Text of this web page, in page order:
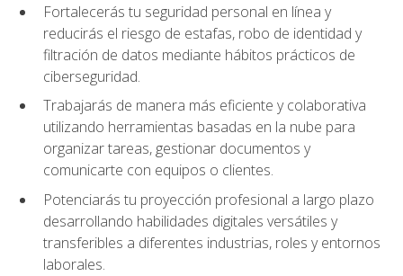
Fortalecerás tu seguridad personal en línea y
reducirás el riesgo de estafas, robo de identidad y
filtración de datos mediante hábitos prácticos de
ciberseguridad.
Trabajarás de manera más eficiente y colaborativa
utilizando herramientas basadas en la nube para
organizar tareas, gestionar documentos y
comunicarte con equipos o clientes.
Potenciarás tu proyección profesional a largo plazo
desarrollando habilidades digitales versátiles y
transferibles a diferentes industrias, roles y entornos
laborales.